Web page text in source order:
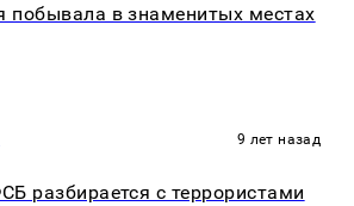
побывала в знаменитых местах
9 лет назад
разбирается с террористами